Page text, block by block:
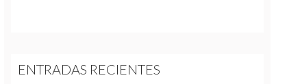
ENTRADAS RECIENTES